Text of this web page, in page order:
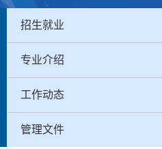
招生就业
专业介绍
工作动态
管理文件